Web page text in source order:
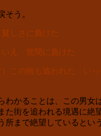
そう。
貧しさに負けた
いえ 世間に負けた
）この街も追われた い
わかることは、この男女
た街を追われる境遇に絶
所まで絶望しているとい